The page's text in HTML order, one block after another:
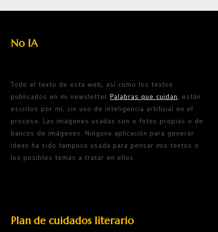
No IA
Todo el texto de esta web, así como los textos
publicados en mi newsletterPalabras que cuidan, están
escritos por mí, sin uso de inteligencia artificial en el
proceso. Las imágenes usadas son o fotos propias o de
bancos de imágenes. Ninguna aplicación para generar
ideas ha sido tampoco usada para pensar mis textos o
los posibles temas a tratar en ellos.
Plan de cuidados literario